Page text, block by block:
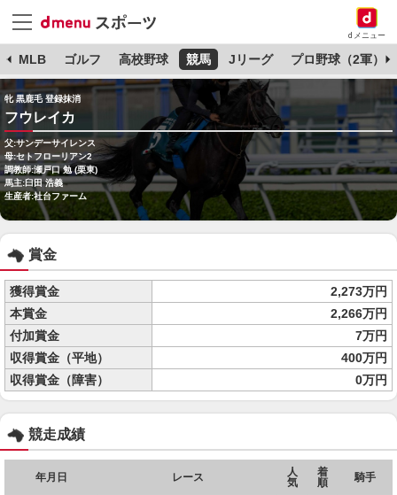
dメニュー
MLB ゴルフ 高校野球 競馬 Jリーグ プロ野球（2軍）
牝 黒鹿毛 登録抹消
フウレイカ
父:サンデーサイレンス
母:セトフローリアン2
調教師:瀬戸口 勉 (栗東)
馬主:臼田 浩義
生産者:社台ファーム
賞金
獲得賞金
2,273万円
本賞金
2,266万円
付加賞金
7万円
収得賞金（平地）
400万円
収得賞金（障害）
0万円
競走成績
年月日 レース
人
気
着
順
騎手